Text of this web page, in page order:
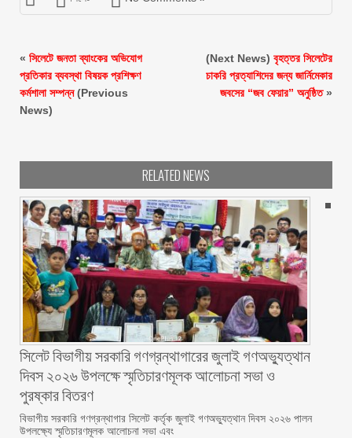
« সিলেটে জনতা ব্যাংকের অভিযোগ
প্রতিকার ব্যবস্থা বিষয়ক প্রশিক্ষণ
কর্মশালা সম্পন্ন(Previous
News)
(Next News) বৃহত্তর সিলেটের
চাকরি প্রত্যাশিদের জন্য জার্নিমেকার
জবসের “জব ফেয়ার” অনুষ্ঠিত»
RELATED NEWS
সিলেট বিভাগীয় সরকারি গণগ্রন্থাগারের জুলাই গণঅভ্যুত্থান
দিবস ২০২৬ উপলক্ষে স্মৃতিচারণমূলক আলোচনা সভা ও
পুরষ্কার বিতরণ ‎ ‎
বিভাগীয় সরকারি গণগ্রন্থাগার সিলেট কর্তৃক জুলাই গণঅভ্যুত্থান দিবস ২০২৬ পালন
উপলক্ষ্যে স্মৃতিচারণমূলক আলোচনা সভা এবং